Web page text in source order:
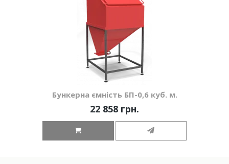
Бункерна ємність БП-0,6 куб. м.
22 858 грн.